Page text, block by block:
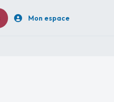
Mon espace